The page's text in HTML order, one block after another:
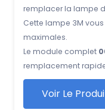
remplacer la lampe
Cette lampe 3M
maximales.
Le module complet
remplacement
Voir Le